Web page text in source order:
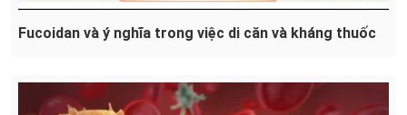
Fucoidan và ý nghĩa trong việc di căn và kháng thuốc